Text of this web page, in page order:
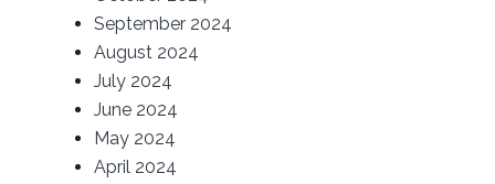
September 2024
August 2024
July 2024
June 2024
May 2024
April 2024